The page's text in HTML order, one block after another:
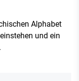
Alphabet
und ein